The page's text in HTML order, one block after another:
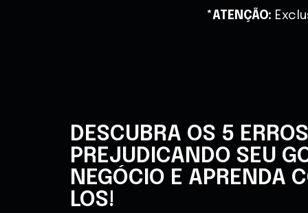
*ATENÇÃO:
DESCUBRA OS 5
PREJUDICANDO SEU
NEGÓCIO E APRENDA
LOS!